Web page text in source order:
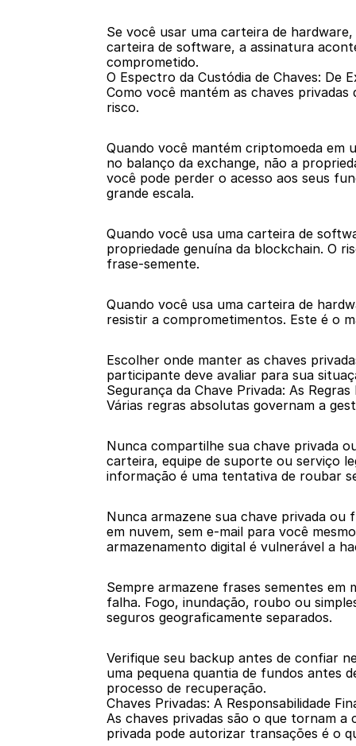
Se você usar uma carteira de
carteira de software, a assinatura
comprometido.
O Espectro da Custódia de Chaves: De
Como você mantém as chaves
risco.
Quando você mantém criptomoeda em
no balanço da exchange, não a
você pode perder o acesso aos seus
grande escala.
Quando você usa uma carteira de
propriedade genuína da blockchain. O
frase-semente.
Quando você usa uma carteira de
resistir a comprometimentos. Este é o
Escolher onde manter as chaves
participante deve avaliar para sua
Segurança da Chave Privada: As Regras
Várias regras absolutas governam a
Nunca compartilhe sua chave privada
carteira, equipe de suporte ou serviço
informação é uma tentativa de roubar
Nunca armazene sua chave privada ou
em nuvem, sem e-mail para você
armazenamento digital é vulnerável a
Sempre armazene frases sementes
falha. Fogo, inundação, roubo ou
seguros geograficamente separados.
Verifique seu backup antes de confiar
uma pequena quantia de fundos antes
processo de recuperação.
Chaves Privadas: A Responsabilidade
As chaves privadas são o que tornam
privada pode autorizar transações é o